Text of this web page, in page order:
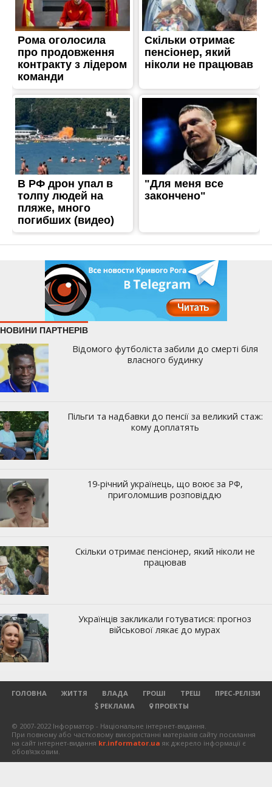
ГОЛОВНА ЖИТТЯ ВЛАДА ГРОШІ ТРЕШ
ПРЕС-РЕЛІЗИ
РЕКЛАМА
ПРОЕКТЫ
© 2007-2022 Інформатор - Національне інтернет-видання.
При повному або частковому використанні матеріалів сайту посилання
на сайт інтернет-видання kr.informator.ua як джерело інформації є
обов'язковим.